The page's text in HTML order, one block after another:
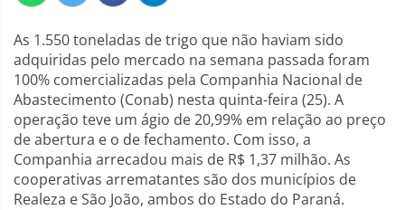
As 1.550 toneladas de trigo que não haviam sido
adquiridas pelo mercado na semana passada foram
100% comercializadas pela Companhia Nacional de
Abastecimento (Conab) nesta quinta-feira (25). A
operação teve um ágio de 20,99% em relação ao preço
de abertura e o de fechamento. Com isso, a
Companhia arrecadou mais de R$ 1,37 milhão. As
cooperativas arrematantes são dos municípios de
Realeza e São João, ambos do Estado do Paraná.